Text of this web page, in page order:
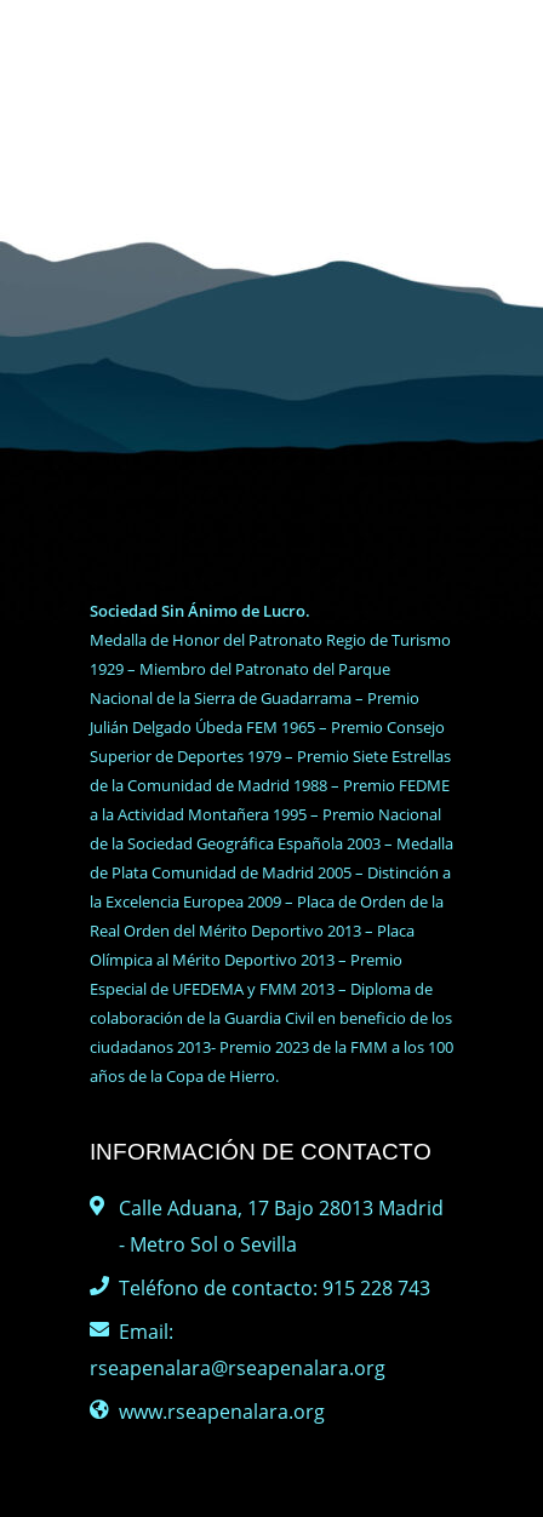
Sociedad Sin Ánimo de Lucro.
Medalla de Honor del Patronato Regio de Turismo
1929 – Miembro del Patronato del Parque
Nacional de la Sierra de Guadarrama – Premio
Julián Delgado Úbeda FEM 1965 – Premio Consejo
Superior de Deportes 1979 – Premio Siete Estrellas
de la Comunidad de Madrid 1988 – Premio FEDME
a la Actividad Montañera 1995 – Premio Nacional
de la Sociedad Geográfica Española 2003 – Medalla
de Plata Comunidad de Madrid 2005 – Distinción a
la Excelencia Europea 2009 – Placa de Orden de la
Real Orden del Mérito Deportivo 2013 – Placa
Olímpica al Mérito Deportivo 2013 – Premio
Especial de UFEDEMA y FMM 2013 – Diploma de
colaboración de la Guardia Civil en beneficio de los
ciudadanos 2013- Premio 2023 de la FMM a los 100
años de la Copa de Hierro.
INFORMACIÓN DE CONTACTO
Calle Aduana, 17 Bajo 28013 Madrid
- Metro Sol o Sevilla
Teléfono de contacto: 915 228 743
Email:
rseapenalara@rseapenalara.org
www.rseapenalara.org